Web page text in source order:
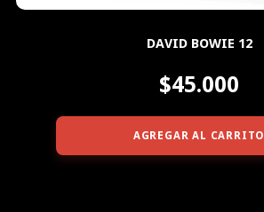
DAVID BOWIE 12
$45.000
AGREGAR AL CARRITO